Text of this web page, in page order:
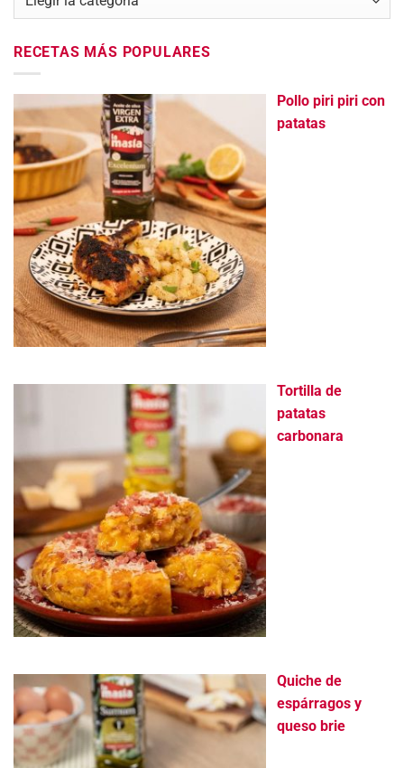
RECETAS MÁS POPULARES
Pollo piri piri con
patatas
Tortilla de
patatas
carbonara
Quiche de
espárragos y
queso brie